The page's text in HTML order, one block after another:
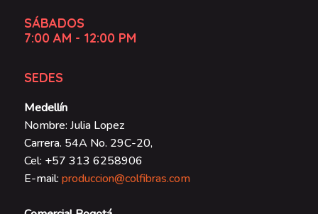
SÁBADOS
7:00 AM - 12:00 PM
SEDES
Medellín
Carrera. 54A No. 29C-20,
produccion@colfibras.com
Comercial Bogotá